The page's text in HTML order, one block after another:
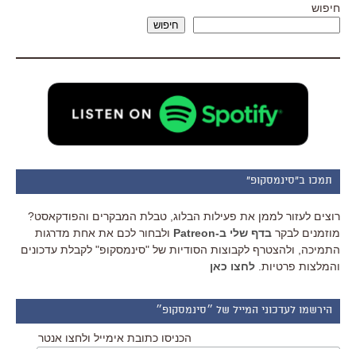
חיפוש
חיפוש
תמכו ב"סינמסקופ"
רוצים לעזור לממן את פעילות הבלוג, טבלת המבקרים והפודקאסט?
מוזמנים לבקר בדף שלי ב-Patreon
ולבחור לכם את אחת מדרגות
התמיכה, ולהצטרף לקבוצות הסודיות של "סינמסקופ" לקבלת עדכונים
והמלצות פרטיות. לחצו כאן
הירשמו לעדכוני המייל של ״סינמסקופ״
הכניסו כתובת אימייל ולחצו אנטר